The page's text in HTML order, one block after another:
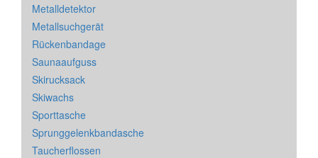
Metalldetektor
Metallsuchgerät
Rückenbandage
Saunaaufguss
Skirucksack
Skiwachs
Sporttasche
Sprunggelenkbandasche
Taucherflossen